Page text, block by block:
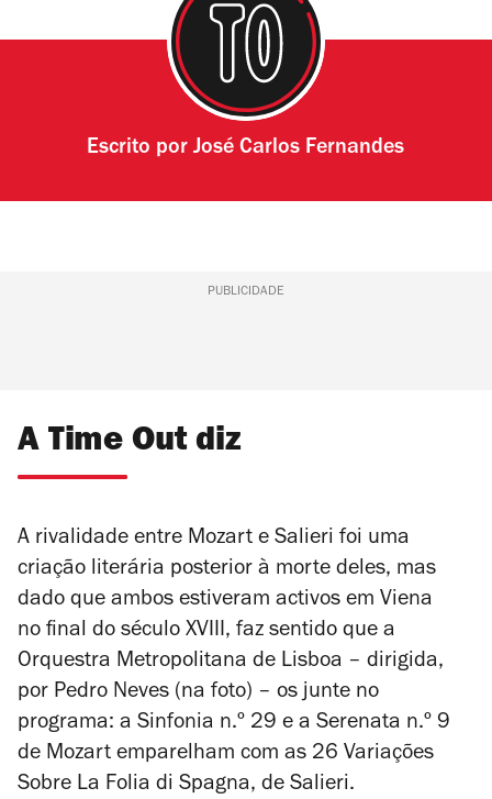
Escrito porJosé Carlos Fernandes
PUBLICIDADE
A Time Out diz
A rivalidade entre Mozart e Salieri foi uma
criação literária posterior à morte deles, mas
dado que ambos estiveram activos em Viena
no final do século XVIII, faz sentido que a
Orquestra Metropolitana de Lisboa – dirigida,
por Pedro Neves (na foto) – os junte no
programa: a Sinfonia n.º 29 e a Serenata n.º 9
de Mozart emparelham com as 26 Variações
Sobre La Folia di Spagna, de Salieri.